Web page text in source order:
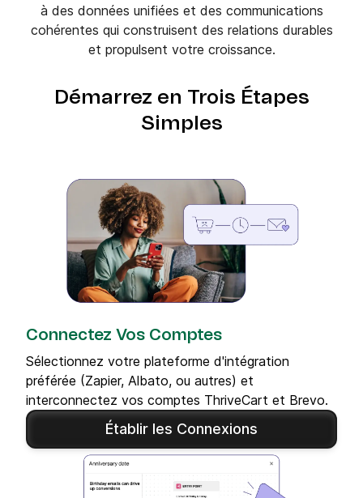
à des données unifiées et des communications
cohérentes qui construisent des relations durables
et propulsent votre croissance.
Démarrez en Trois Étapes
Simples
Connectez Vos Comptes
Sélectionnez votre plateforme d'intégration
préférée (Zapier, Albato, ou autres) et
interconnectez vos comptes ThriveCart et Brevo.
Établir les Connexions